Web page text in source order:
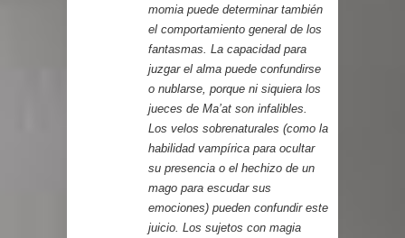
momia puede determinar también
el comportamiento general de los
fantasmas. La capacidad para
juzgar el alma puede confundirse
o nublarse, porque ni siquiera los
jueces de Ma’at son infalibles.
Los velos sobrenaturales (como la
habilidad vampírica para ocultar
su presencia o el hechizo de un
mago para escudar sus
emociones) pueden confundir este
juicio. Los sujetos con magia